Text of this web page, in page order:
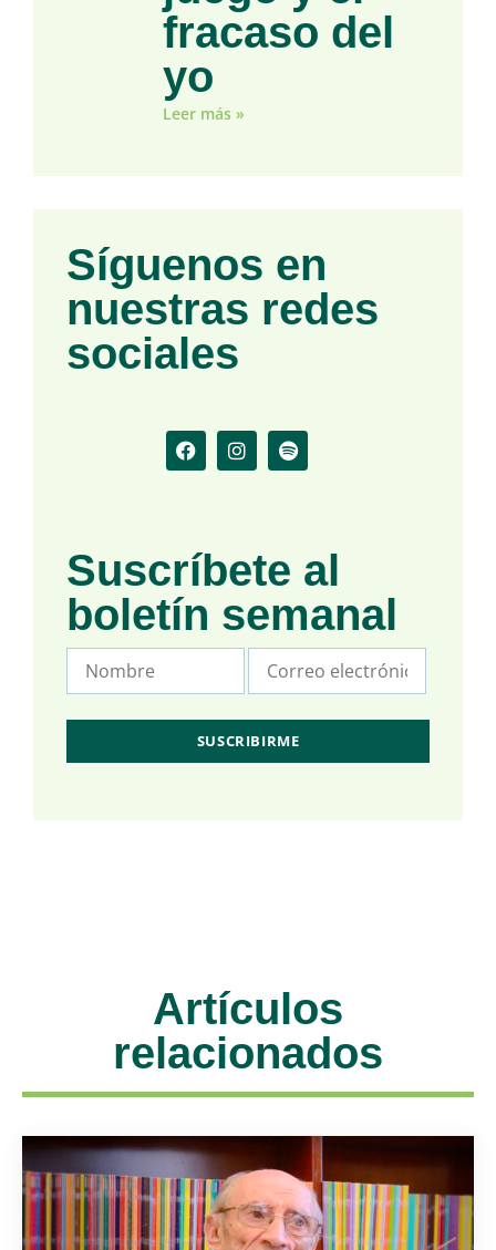
fracaso del
yo
Leer más »
Síguenos en
nuestras redes
sociales
Suscríbete al
boletín semanal
Artículos
relacionados